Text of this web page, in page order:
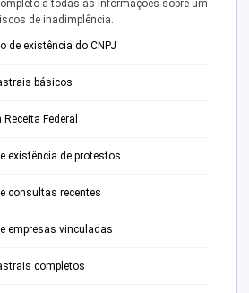
a todas as informações sobre um
de inadimplência.
de existência do CNPJ
básicos
Federal
existência de protestos
consultas recentes
empresas vinculadas
completos